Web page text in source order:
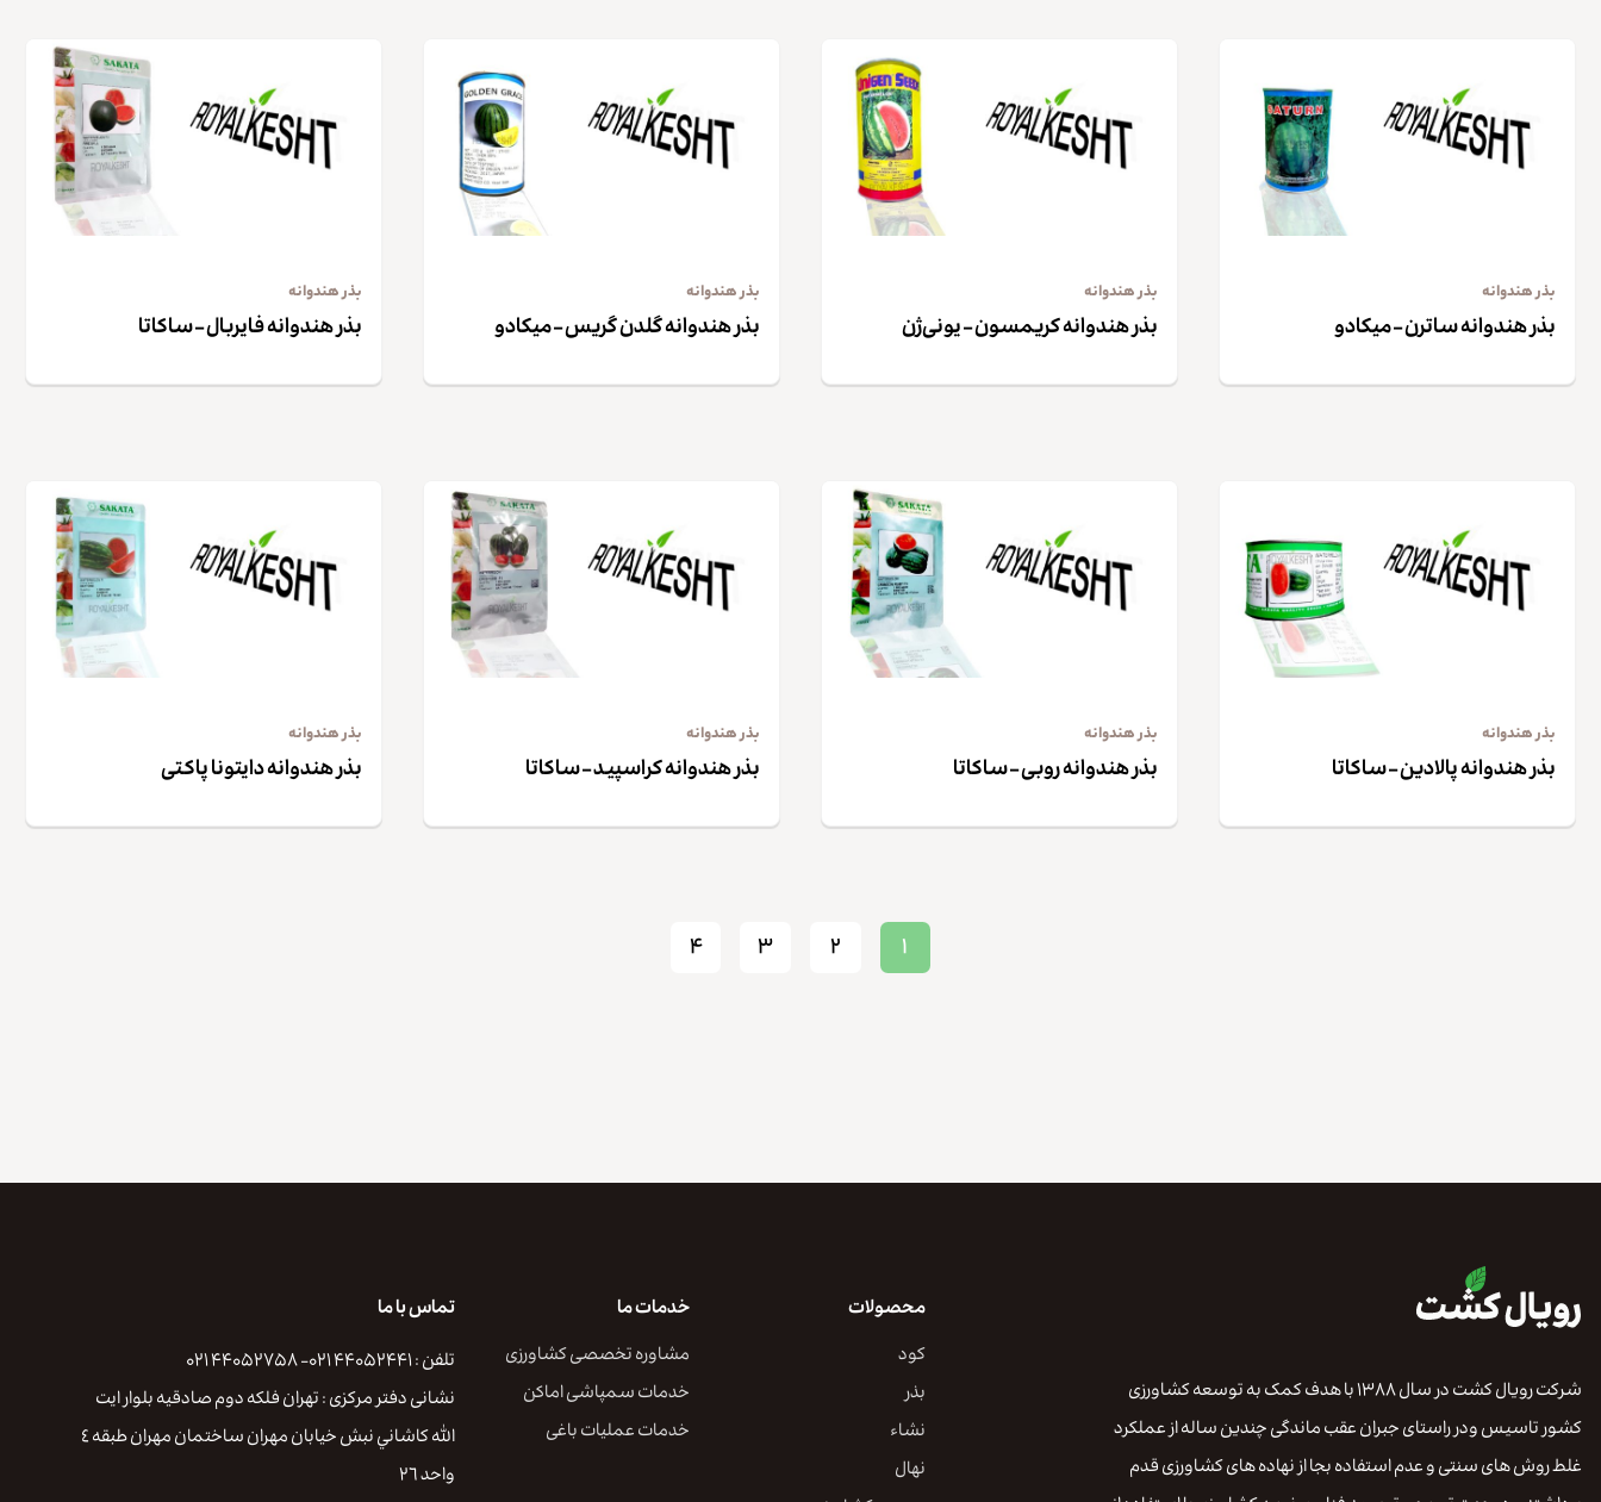
بذر هندوانه
بذر هندوانه ساترن – میکادو
بذر هندوانه
بذر هندوانه کریمسون – یونی‌ژن
بذر هندوانه
بذر هندوانه گلدن گریس – میکادو
بذر هندوانه
بذر هندوانه فایربال – ساکاتا
بذر هندوانه
بذر هندوانه پالادین – ساکاتا
بذر هندوانه
بذر هندوانه روبی – ساکاتا
بذر هندوانه
بذر هندوانه کراسپید – ساکاتا
بذر هندوانه
بذر هندوانه دایتونا پاکتی
۱ ۲ ۳ ۴
شرکت رویال کشت در سال ۱۳۸۸ با هدف کمک به توسعه کشاورزی
کشور تاسیس ودر راستای جبران عقب ماندگی چندین ساله از عملکرد
غلط روش های سنتی و عدم استفاده بجا از نهاده های کشاورزی قدم
محصولات
کود
بذر
نشاء
نهال
خدمات ما
مشاوره تخصصی کشاورزی
خدمات سمپاشی اماکن
خدمات عملیات باغی
تماس با ما
تلفن : ۴۴۰۵۲۴۴۱ ۰۲۱- ۴۴۰۵۲۷۵۸ ۰۲۱
نشانی دفتر مرکزی : تهران فلكه دوم صادقيه بلوار ايت
الله كاشاني نبش خيابان مهران ساختمان مهران طبقه ٤
واحد ٢٦